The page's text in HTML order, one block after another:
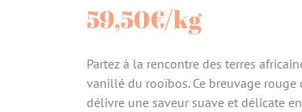
59,50€/kg
Partez à la rencontre des terres
vanillé du rooïbos. Ce breuvage
délivre une saveur suave et délicate